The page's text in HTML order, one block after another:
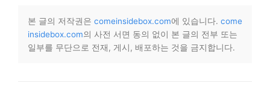
본 글의 저작권은 comeinsidebox.com에 있습니다. come
insidebox.com의 사전 서면 동의 없이 본 글의 전부 또는
일부를 무단으로 전재, 게시, 배포하는 것을 금지합니다.